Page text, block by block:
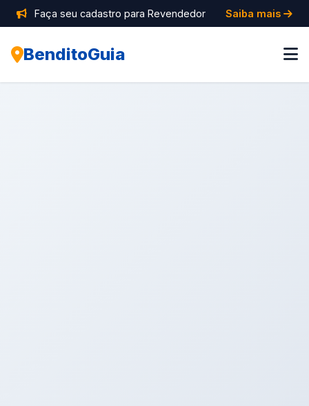
Faça seu cadastro para Revendedor Saiba mais
BenditoGuia